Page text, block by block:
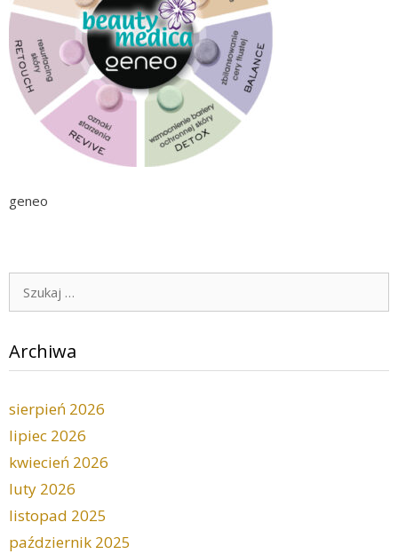
geneo
Szukaj:
Archiwa
sierpień 2026
lipiec 2026
kwiecień 2026
luty 2026
listopad 2025
październik 2025